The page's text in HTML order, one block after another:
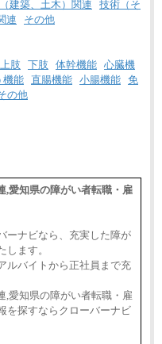
建築、土木）関連
技術（そ
連 その他
上肢 下肢 体幹機能 心臓機
機能 直腸機能 小腸機能 免
の他
,愛知県の障がい者転職・雇
ーナビなら、充実した障が
ます。
ルバイトから正社員まで充
,愛知県の障がい者転職・雇
を探すならクローバーナビ